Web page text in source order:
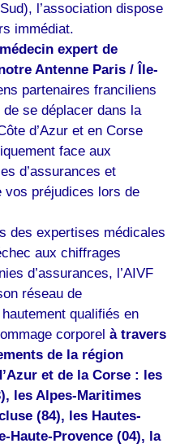
l’association dispose
immédiat.
médecin expert de
Antenne Paris / Île-
partenaires franciliens
se déplacer dans la
d’Azur et en Corse
face aux
d’assurances et
vos préjudices lors de
des expertises médicales
aux chiffrages
d’assurances, l’AIVF
réseau de
qualifiés en
corporel à travers
de la région
et de la Corse : les
les Alpes-Maritimes
(84), les Hautes-
Haute-Provence (04), la